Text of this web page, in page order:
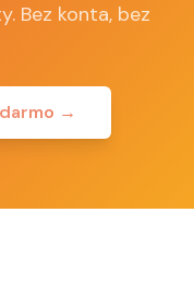
Bez konta, bez
→